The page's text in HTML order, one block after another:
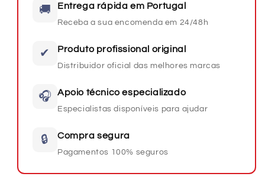
🚚 Entrega rápida em Portugal
Receba a sua encomenda em 24/48h
✔ Produto profissional original
Distribuidor oficial das melhores marcas
🎧 Apoio técnico especializado
Especialistas disponíveis para ajudar
🔒 Compra segura
Pagamentos 100% seguros